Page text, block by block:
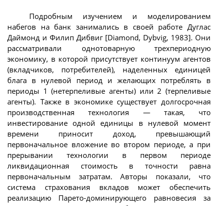
Подробным изучением и моделированием
набегов на банк занимались в своей работе Дуглас
Даймонд и Филип Дибвиг [Diamond, Dybvig, 1983]. Они
рассматривали однотоварную трехпериодную
экономику, в которой присутствует континуум агентов
(вкладчиков, потребителей), наделенных единицей
блага в нулевой период и желающих потреблять в
периоды 1 (нетерпеливые агенты) или 2 (терпеливые
агенты). Также в экономике существует долгосрочная
производственная технология — такая, что
инвестирование одной единицы в нулевой момент
времени приносит доход, превышающий
первоначальное вложение во втором периоде, а при
прерывании технологии в первом периоде
ликвидационная стоимость в точности равна
первоначальным затратам. Авторы показали, что
система страхования вкладов может обеспечить
реализацию Парето-доминирующего равновесия за